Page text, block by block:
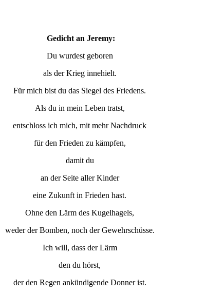
Gedicht an Jeremy:
Du wurdest geboren
als der Krieg innehielt.
Für mich bist du das Siegel des Friedens.
Als du in mein Leben tratst,
entschloss ich mich, mit mehr Nachdruck
für den Frieden zu kämpfen,
damit du
an der Seite aller Kinder
eine Zukunft in Frieden hast.
Ohne den Lärm des Kugelhagels,
weder der Bomben, noch der Gewehrschüsse.
Ich will, dass der Lärm
den du hörst,
der den Regen ankündigende Donner ist.